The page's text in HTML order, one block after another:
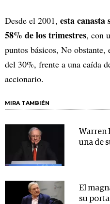
Desde el 2001, esta canasta
58% de los trimestres, con
puntos básicos, No obstante,
del 30%, frente a una caída
accionario.
MIRA TAMBIÉN
Warren
una de
El
su